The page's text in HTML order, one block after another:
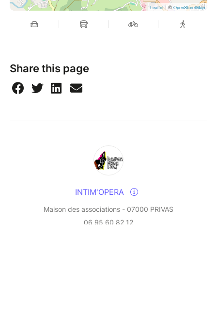
Leaflet| ©OpenStreetMap
Share this page
INTIM'OPERA
Maison des associations - 07000 PRIVAS
06 95 60 82 12